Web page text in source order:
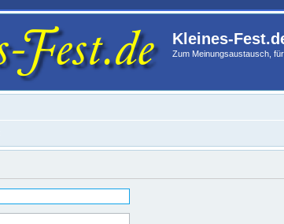
Kleines-
Zum Meinungsaustausch, für